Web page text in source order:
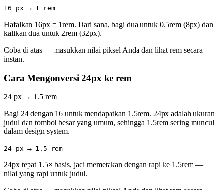
16 px → 1 rem
Hafalkan 16px = 1rem. Dari sana, bagi dua untuk 0.5rem (8px) dan
kalikan dua untuk 2rem (32px).
Coba di atas — masukkan nilai piksel Anda dan lihat rem secara
instan.
Cara Mengonversi 24px ke rem
24 px → 1.5 rem
Bagi 24 dengan 16 untuk mendapatkan 1.5rem. 24px adalah ukuran
judul dan tombol besar yang umum, sehingga 1.5rem sering muncul
dalam design system.
24 px → 1.5 rem
24px tepat 1.5× basis, jadi memetakan dengan rapi ke 1.5rem —
nilai yang rapi untuk judul.